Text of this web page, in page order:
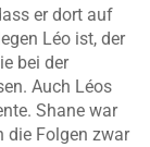
er dort auf
Léo ist, der
bei der
Auch Léos
Shane war
die Folgen zwar